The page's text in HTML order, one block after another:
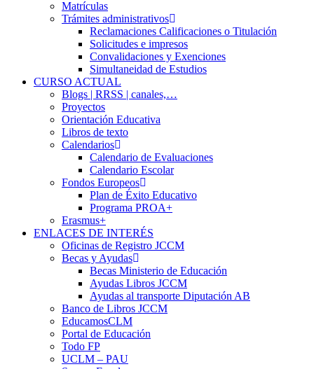
Matrículas
Trámites administrativos
Reclamaciones Calificaciones o Titulación
Solicitudes e impresos
Convalidaciones y Exenciones
Simultaneidad de Estudios
CURSO ACTUAL
Blogs | RRSS | canales,…
Proyectos
Orientación Educativa
Libros de texto
Calendarios
Calendario de Evaluaciones
Calendario Escolar
Fondos Europeos
Plan de Éxito Educativo
Programa PROA+
Erasmus+
ENLACES DE INTERÉS
Oficinas de Registro JCCM
Becas y Ayudas
Becas Ministerio de Educación
Ayudas Libros JCCM
Ayudas al transporte Diputación AB
Banco de Libros JCCM
EducamosCLM
Portal de Educación
Todo FP
UCLM – PAU